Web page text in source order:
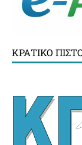
ΚΡΑΤΙΚΌ